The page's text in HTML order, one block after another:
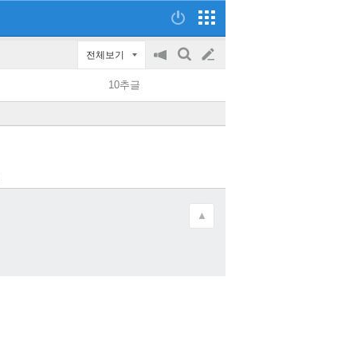
전체보기
공
on/off
검
글
쓰
기
10추글
▲